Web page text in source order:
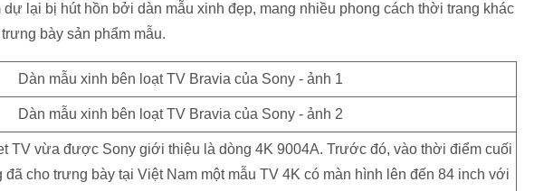
dự lại bị hút hồn bởi dàn mẫu xinh đẹp, mang nhiều phong cách thời trang khác
bày sản phẩm mẫu.
TV vừa được Sony giới thiệu là dòng 4K 9004A. Trước đó, vào thời điểm cuối
đã cho trưng bày tại Việt Nam một mẫu TV 4K có màn hình lên đến 84 inch với